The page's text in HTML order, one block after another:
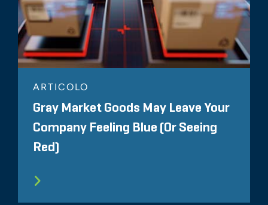
ARTICOLO
Gray Market Goods May Leave Your
Company Feeling Blue (Or Seeing
Red)